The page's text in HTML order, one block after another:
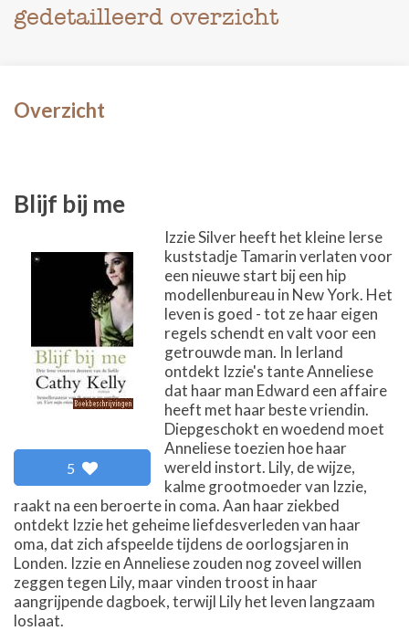
gedetailleerd overzicht
Overzicht
Blijf bij me
5
Izzie Silver heeft het kleine Ierse
kuststadje Tamarin verlaten voor
een nieuwe start bij een hip
modellenbureau in New York. Het
leven is goed - tot ze haar eigen
regels schendt en valt voor een
getrouwde man. In Ierland
ontdekt Izzie's tante Anneliese
dat haar man Edward een affaire
heeft met haar beste vriendin.
Diepgeschokt en woedend moet
Anneliese toezien hoe haar
wereld instort. Lily, de wijze,
kalme grootmoeder van Izzie,
raakt na een beroerte in coma. Aan haar ziekbed
ontdekt Izzie het geheime liefdesverleden van haar
oma, dat zich afspeelde tijdens de oorlogsjaren in
Londen. Izzie en Anneliese zouden nog zoveel willen
zeggen tegen Lily, maar vinden troost in haar
aangrijpende dagboek, terwijl Lily het leven langzaam
loslaat.